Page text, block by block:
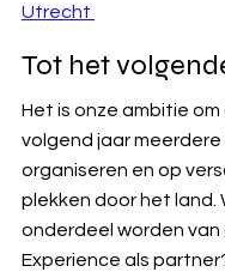
Utrecht
Tot het
Het is onze ambitie
volgend jaar
organiseren en op
plekken door het land.
onderdeel worden van
Experience als